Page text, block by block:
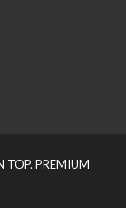
TOP. PREMIUM